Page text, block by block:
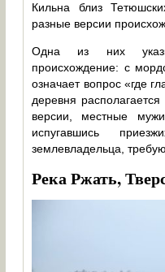
Кильна близ
разные версии
Одна из них
происхождение: с
означает вопрос «где
деревня
версии, местные
испугавшись
землевладельца,
Река Ржать,